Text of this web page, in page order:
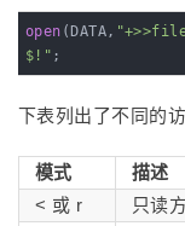
open (DATA,
$!" ;
下表列出了不同的访
模式
描述
< 或 r
只读